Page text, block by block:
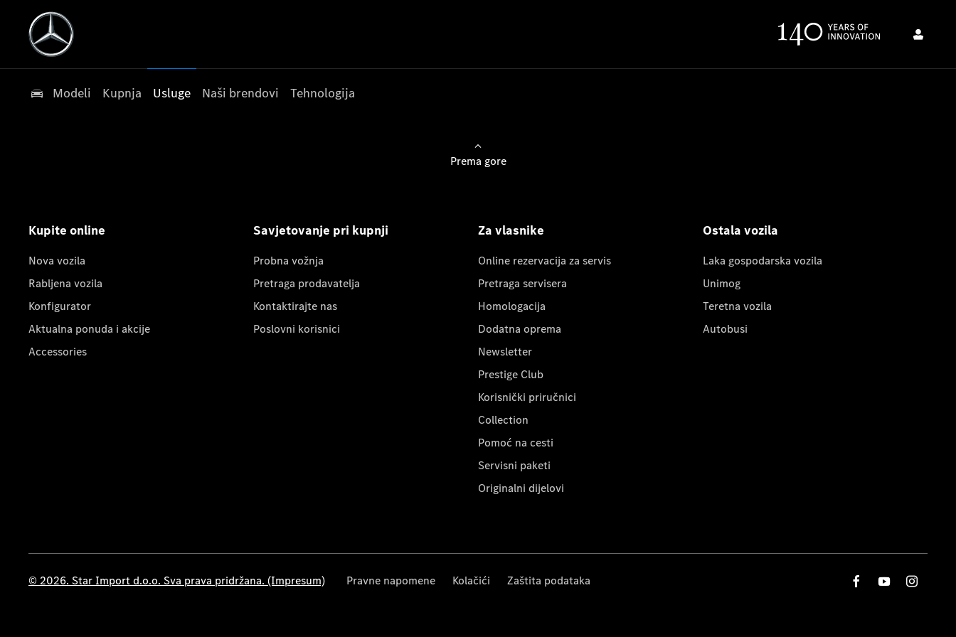
Modeli Kupnja Usluge Naši brendovi Tehnologija
Prema gore
Kupite online
Nova vozila
Rabljena vozila
Konfigurator
Aktualna ponuda i akcije
Accessories
Savjetovanje pri kupnji
Probna vožnja
Pretraga prodavatelja
Kontaktirajte nas
Poslovni korisnici
Za vlasnike
Online rezervacija za servis
Pretraga servisera
Homologacija
Dodatna oprema
Newsletter
Prestige Club
Korisnički priručnici
Collection
Pomoć na cesti
Servisni paketi
Originalni dijelovi
Ostala vozila
Laka gospodarska vozila
Unimog
Teretna vozila
Autobusi
© 2026. Star Import d.o.o. Sva prava pridržana. (Impresum) Pravne napomene Kolačići Zaštita podataka